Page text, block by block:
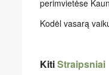
perimvietėse
Kodėl vasarą
KitiStraipsniai